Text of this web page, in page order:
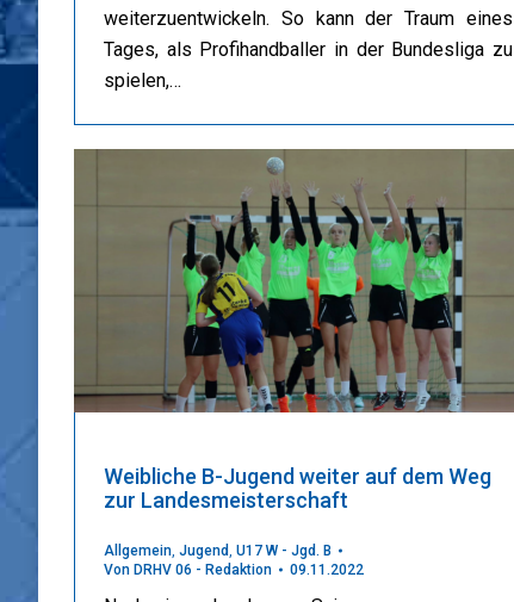
weiterzuentwickeln. So kann der Traum eines
Tages, als Profihandballer in der Bundesliga zu
spielen,…
Weibliche B-Jugend weiter auf dem Weg
zur Landesmeisterschaft
Allgemein, Jugend, U17 W - Jgd. B
Von DRHV 06 - Redaktion 09.11.2022